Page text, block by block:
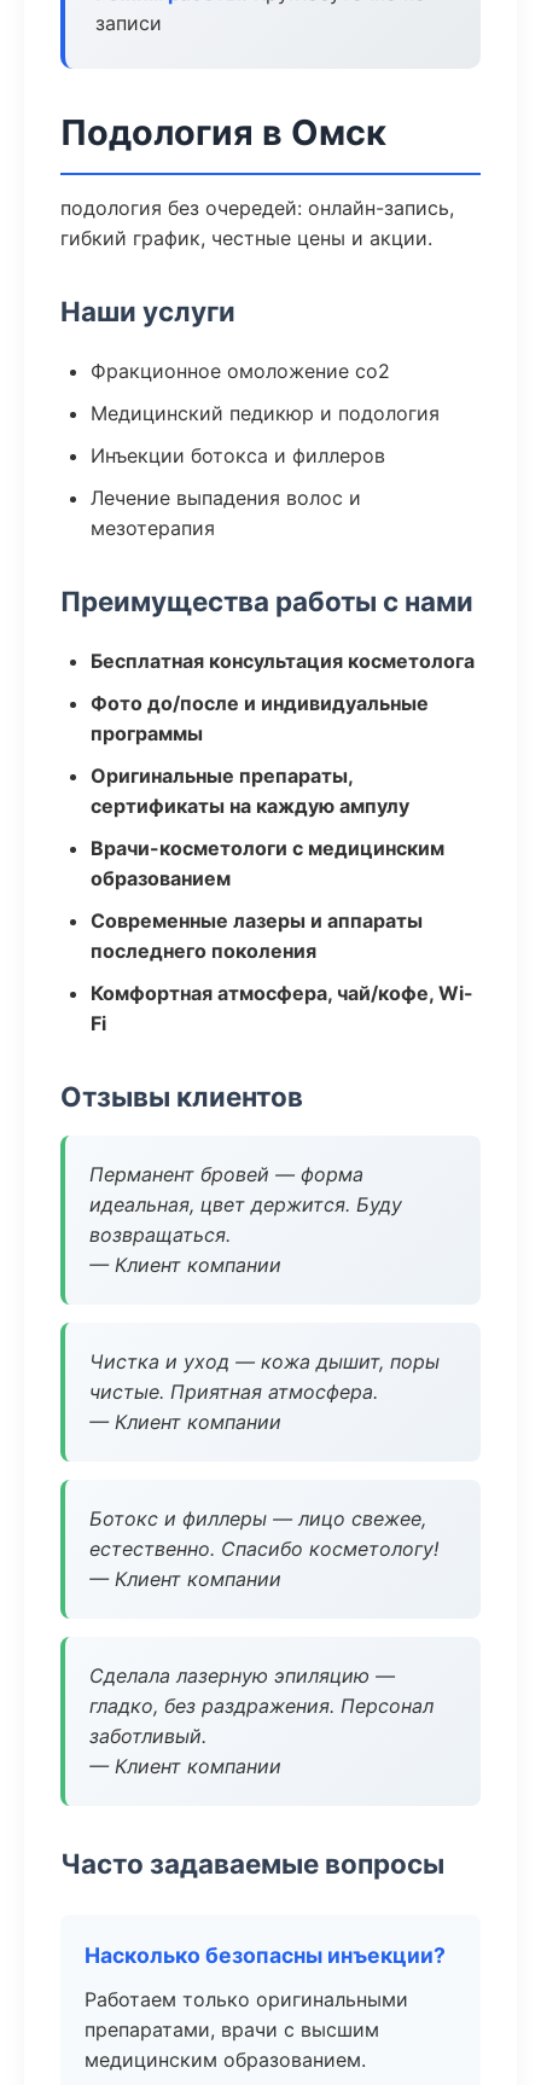
записи
Подология в Омск
подология без очередей: онлайн-запись,
гибкий график, честные цены и акции.
Наши услуги
Фракционное омоложение co2
Медицинский педикюр и подология
Инъекции ботокса и филлеров
Лечение выпадения волос и
мезотерапия
Преимущества работы с нами
Бесплатная консультация косметолога
Фото до/после и индивидуальные
программы
Оригинальные препараты,
сертификаты на каждую ампулу
Врачи-косметологи с медицинским
образованием
Современные лазеры и аппараты
последнего поколения
Комфортная атмосфера, чай/кофе, Wi-
Fi
Отзывы клиентов
Перманент бровей — форма
идеальная, цвет держится. Буду
возвращаться.
— Клиент компании
Чистка и уход — кожа дышит, поры
чистые. Приятная атмосфера.
— Клиент компании
Ботокс и филлеры — лицо свежее,
естественно. Спасибо косметологу!
— Клиент компании
Сделала лазерную эпиляцию —
гладко, без раздражения. Персонал
заботливый.
— Клиент компании
Часто задаваемые вопросы
Насколько безопасны инъекции?
Работаем только оригинальными
препаратами, врачи с высшим
медицинским образованием.